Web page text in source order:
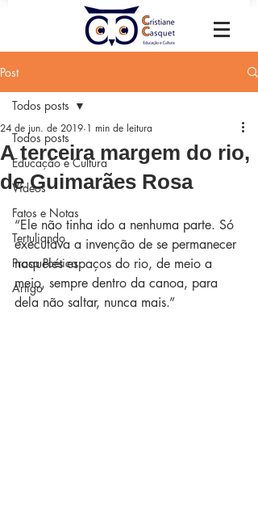
Post
Todos posts
Educação e Cultura
Vídeos
Fatos e Notas
Tertuliando
Prosa Poética
Artigo
Todos posts
A terceira margem do rio,
de Guimarães Rosa
24 de jun. de 2019 1 min de leitura
“Ele não tinha ido a nenhuma parte. Só
executava a invenção de se permanecer
naqueles espaços do rio, de meio a
meio, sempre dentro da canoa, para
dela não saltar, nunca mais.”